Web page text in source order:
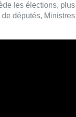
les élections, plus
de députés, Ministres